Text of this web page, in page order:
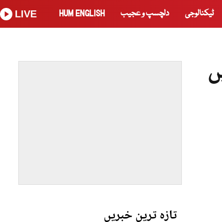
ٹیکنالوجی دلچسپ و عجیب HUM ENGLISH
LIVE
تازہ ترین خبریں